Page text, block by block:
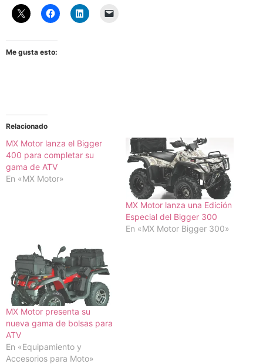
Me gusta esto:
Relacionado
MX Motor lanza el Bigger
400 para completar su
gama de ATV
En «MX Motor»
MX Motor lanza una Edición
Especial del Bigger 300
En «MX Motor Bigger 300»
MX Motor presenta su
nueva gama de bolsas para
ATV
En «Equipamiento y
Accesorios para Moto»